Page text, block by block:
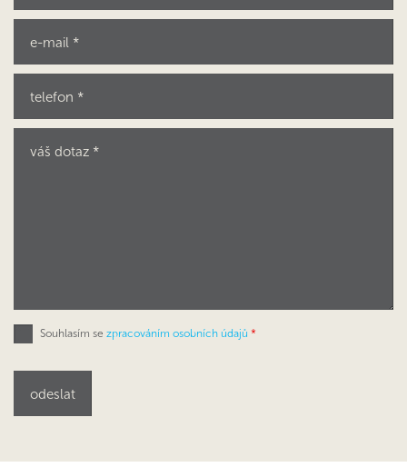
Souhlasím se zpracováním osobních údajů *